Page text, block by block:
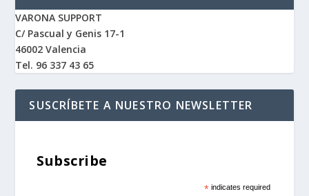
VARONA SUPPORT
C/ Pascual y Genis 17-1
46002 Valencia
Tel. 96 337 43 65
SUSCRÍBETE A NUESTRO NEWSLETTER
Subscribe
*indicates required